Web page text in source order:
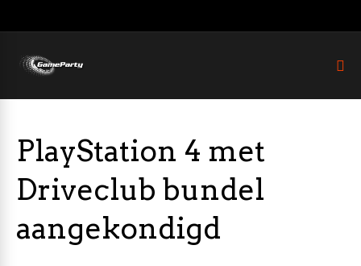
PlayStation 4 met
Driveclub bundel
aangekondigd